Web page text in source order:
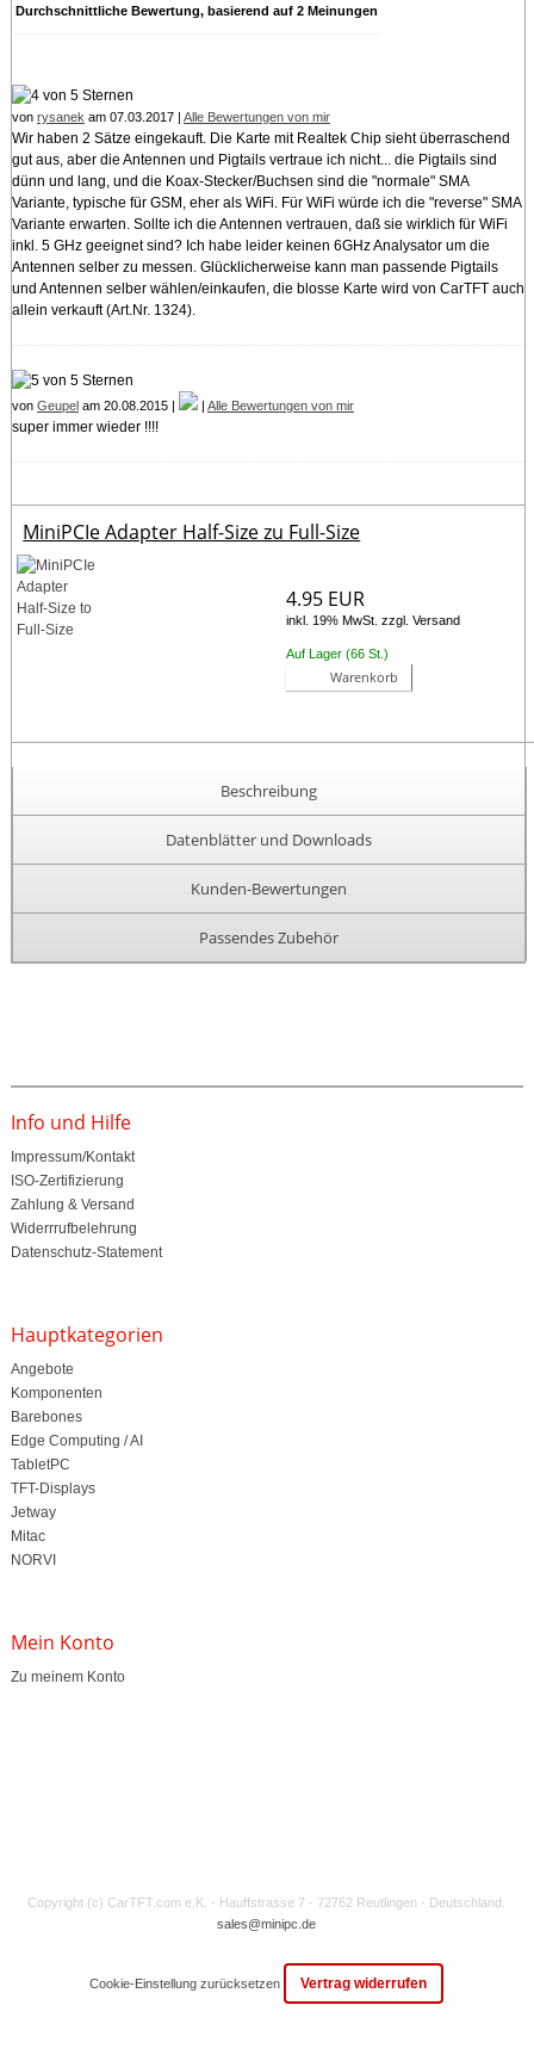
Durchschnittliche Bewertung, basierend auf 2Meinungen
von rysanek am 07.03.2017 | Alle Bewertungen von mir
Wir haben 2 Sätze eingekauft. Die Karte mit Realtek Chip sieht überraschend
gut aus, aber die Antennen und Pigtails vertraue ich nicht... die Pigtails sind
dünn und lang, und die Koax-Stecker/Buchsen sind die "normale" SMA
Variante, typische für GSM, eher als WiFi. Für WiFi würde ich die "reverse" SMA
Variante erwarten. Sollte ich die Antennen vertrauen, daß sie wirklich für WiFi
inkl. 5 GHz geeignet sind? Ich habe leider keinen 6GHz Analysator um die
Antennen selber zu messen. Glücklicherweise kann man passende Pigtails
und Antennen selber wählen/einkaufen, die blosse Karte wird von CarTFT auch
allein verkauft (Art.Nr. 1324).
von Geupelam 20.08.2015 | | Alle Bewertungen von mir
super immer wieder !!!!
MiniPCIe Adapter Half-Size zu Full-Size
4.95 EUR
inkl. 19% MwSt. zzgl. Versand
Auf Lager (66 St.)
Warenkorb
Beschreibung
Datenblätter und Downloads
Kunden-Bewertungen
Passendes Zubehör
Info und Hilfe
Impressum/Kontakt
ISO-Zertifizierung
Zahlung & Versand
Widerrrufbelehrung
Datenschutz-Statement
Hauptkategorien
Angebote
Komponenten
Barebones
Edge Computing / AI
TabletPC
TFT-Displays
Jetway
Mitac
NORVI
Mein Konto
Zu meinem Konto
Copyright (c) CarTFT.com e.K. - Hauffstrasse 7 - 72762 Reutlingen - Deutschland.
sales@minipc.de
Cookie-Einstellung zurücksetzen Vertrag widerrufen